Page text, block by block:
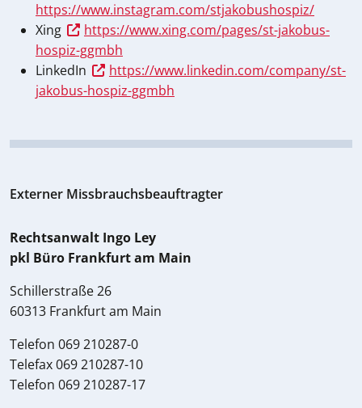
https://www.instagram.com/stjakobushospiz/
Xing
https://www.xing.com/pages/st-jakobus-
hospiz-ggmbh
LinkedIn
https://www.linkedin.com/company/st-
jakobus-hospiz-ggmbh
Externer Missbrauchsbeauftragter
Rechtsanwalt Ingo Ley
pkl Büro Frankfurt am Main
Schillerstraße 26
60313 Frankfurt am Main
Telefon 069 210287-0
Telefax 069 210287-10
Telefon 069 210287-17